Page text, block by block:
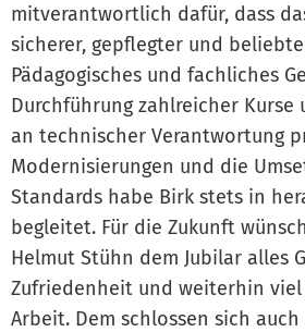
mitverantwortlich dafür, dass
sicherer, gepflegter und
Pädagogisches und fachliches
Durchführung zahlreicher Kurse
an technischer Verantwortung
Modernisierungen und die
Standards habe Birk stets in
begleitet. Für die Zukunft
Helmut Stühn dem Jubilar alles
Zufriedenheit und weiterhin viel
Arbeit. Dem schlossen sich